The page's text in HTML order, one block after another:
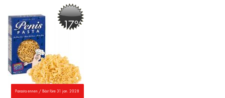
ÖNSKELISTAN
JÄMFÖR
Parasta ennen / Bäst före 31 jan. 2028
-17%